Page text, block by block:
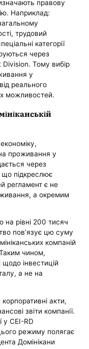
правову
Наприклад:
трудовий
категорії
через
Division. Тому вибір
у
реального
можливостей.
проживання у
через
що підкреслює
регламент є не
а окремим
на рівні 200 тисяч
пов’язує цю суму
компаній
чином,
щодо інвестицій
а не на
акти,
звіти компанії.
у CEI-RD
режиму полягає
Домінікани